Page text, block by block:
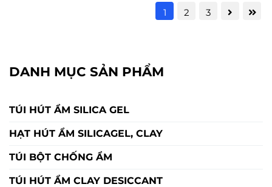
1 2 3
DANH MỤC SẢN PHẨM
TÚI HÚT ẨM SILICA GEL
HẠT HÚT ẨM SILICAGEL, CLAY
TÚI BỘT CHỐNG ẨM
TÚI HÚT ẨM CLAY DESICCANT